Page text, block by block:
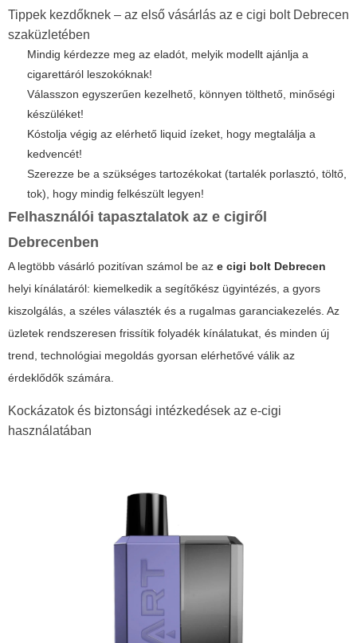
Tippek kezdőknek – az első vásárlás az e cigi bolt Debrecen
szaküzletében
Mindig kérdezze meg az eladót, melyik modellt ajánlja a
cigarettáról leszokóknak!
Válasszon egyszerűen kezelhető, könnyen tölthető, minőségi
készüléket!
Kóstolja végig az elérhető liquid ízeket, hogy megtalálja a
kedvencét!
Szerezze be a szükséges tartozékokat (tartalék porlasztó, töltő,
tok), hogy mindig felkészült legyen!
Felhasználói tapasztalatok az e cigiről
Debrecenben
A legtöbb vásárló pozitívan számol be az e cigi bolt Debrecen
helyi kínálatáról: kiemelkedik a segítőkész ügyintézés, a gyors
kiszolgálás, a széles választék és a rugalmas garanciakezelés. Az
üzletek rendszeresen frissítik folyadék kínálatukat, és minden új
trend, technológiai megoldás gyorsan elérhetővé válik az
érdeklődők számára.
Kockázatok és biztonsági intézkedések az e-cigi
használatában